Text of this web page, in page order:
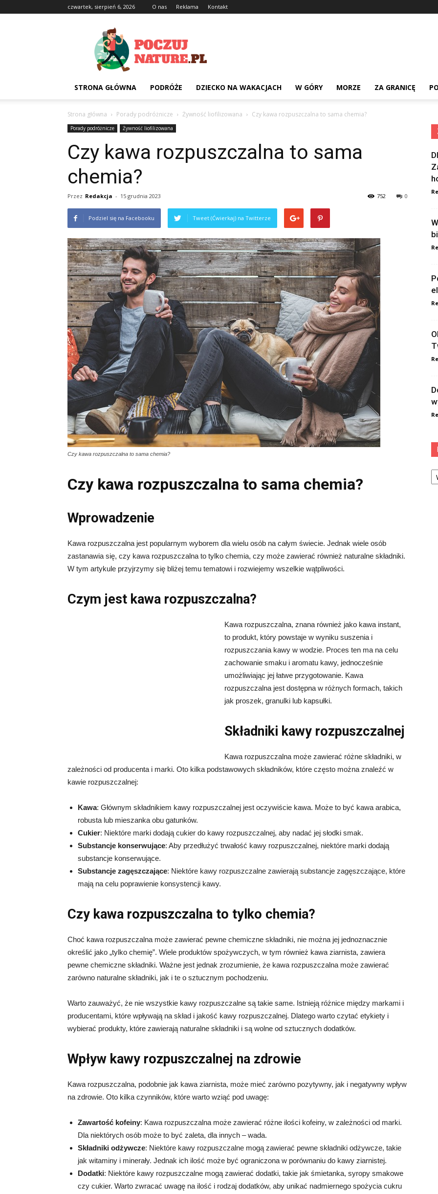
czwartek, sierpień 6, 2026 O nas Reklama Kontakt
Poczujnature.pl
STRONA GŁÓWNA PODRÓŻE DZIECKO NA WAKACJACH W GÓRY MORZE ZA GRANICĘ
Strona główna Porady podróżnicze Żywność liofilizowana Czy kawa rozpuszczalna to sama chemia?
Porady podróżnicze Żywność liofilizowana
Czy kawa rozpuszczalna to sama
chemia?
Przez Redakcja - 15 grudnia 2023 0
752
Podziel się na Facebooku Tweet (Ćwierkaj) na Twitterze
Czy kawa rozpuszczalna to sama chemia?
Czy kawa rozpuszczalna to sama chemia?
Wprowadzenie
Kawa rozpuszczalna jest popularnym wyborem dla wielu osób na całym świecie. Jednak wiele osób
zastanawia się, czy kawa rozpuszczalna to tylko chemia, czy może zawierać również naturalne składniki.
W tym artykule przyjrzymy się bliżej temu tematowi i rozwiejemy wszelkie wątpliwości.
Czym jest kawa rozpuszczalna?
Kawa rozpuszczalna, znana również jako kawa instant,
to produkt, który powstaje w wyniku suszenia i
rozpuszczania kawy w wodzie. Proces ten ma na celu
zachowanie smaku i aromatu kawy, jednocześnie
umożliwiając jej łatwe przygotowanie. Kawa
rozpuszczalna jest dostępna w różnych formach, takich
jak proszek, granulki lub kapsułki.
Składniki kawy rozpuszczalnej
Kawa rozpuszczalna może zawierać różne składniki, w
zależności od producenta i marki. Oto kilka podstawowych składników, które często można znaleźć w
kawie rozpuszczalnej:
Kawa: Głównym składnikiem kawy rozpuszczalnej jest oczywiście kawa. Może to być kawa arabica,
robusta lub mieszanka obu gatunków.
Cukier: Niektóre marki dodają cukier do kawy rozpuszczalnej, aby nadać jej słodki smak.
Substancje konserwujące: Aby przedłużyć trwałość kawy rozpuszczalnej, niektóre marki dodają
substancje konserwujące.
Substancje zagęszczające: Niektóre kawy rozpuszczalne zawierają substancje zagęszczające, które
mają na celu poprawienie konsystencji kawy.
Czy kawa rozpuszczalna to tylko chemia?
Choć kawa rozpuszczalna może zawierać pewne chemiczne składniki, nie można jej jednoznacznie
określić jako „tylko chemię”. Wiele produktów spożywczych, w tym również kawa ziarnista, zawiera
pewne chemiczne składniki. Ważne jest jednak zrozumienie, że kawa rozpuszczalna może zawierać
zarówno naturalne składniki, jak i te o sztucznym pochodzeniu.
Warto zauważyć, że nie wszystkie kawy rozpuszczalne są takie same. Istnieją różnice między markami i
producentami, które wpływają na skład i jakość kawy rozpuszczalnej. Dlatego warto czytać etykiety i
wybierać produkty, które zawierają naturalne składniki i są wolne od sztucznych dodatków.
Wpływ kawy rozpuszczalnej na zdrowie
Kawa rozpuszczalna, podobnie jak kawa ziarnista, może mieć zarówno pozytywny, jak i negatywny wpływ
na zdrowie. Oto kilka czynników, które warto wziąć pod uwagę:
Zawartość kofeiny: Kawa rozpuszczalna może zawierać różne ilości kofeiny, w zależności od marki.
Dla niektórych osób może to być zaleta, dla innych – wada.
Składniki odżywcze: Niektóre kawy rozpuszczalne mogą zawierać pewne składniki odżywcze, takie
jak witaminy i minerały. Jednak ich ilość może być ograniczona w porównaniu do kawy ziarnistej.
Dodatki: Niektóre kawy rozpuszczalne mogą zawierać dodatki, takie jak śmietanka, syropy smakowe
czy cukier. Warto zwracać uwagę na ilość i rodzaj dodatków, aby unikać nadmiernego spożycia cukru